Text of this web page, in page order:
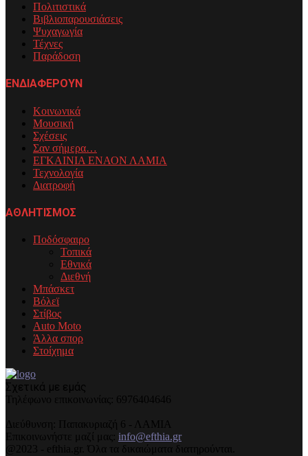
Πολιτιστικά
Βιβλιοπαρουσιάσεις
Ψυχαγωγία
Τέχνες
Παράδοση
ΕΝΔΙΑΦΕΡΟΥΝ
Κοινωνικά
Μουσική
Σχέσεις
Σαν σήμερα…
ΕΓΚΑΙΝΙΑ ΕΝΑΟΝ ΛΑΜΙΑ
Τεχνολογία
Διατροφή
ΑΘΛΗΤΙΣΜΟΣ
Ποδόσφαιρο
Τοπικά
Εθνικά
Διεθνή
Μπάσκετ
Βόλεϊ
Στίβος
Auto Moto
Άλλα σπορ
Στοίχημα
Σχετικά με εμάς
Τηλέφωνo επικοινωνίας: 6976404646
Διεύθυνση: Παπακυριαζή 6 - ΛΑΜΙΑ
Επικοινωνήστε μαζί μας: info@efthia.gr
@2023 - efthia.gr. Όλα τα δικαιώματα διατηρούνται.